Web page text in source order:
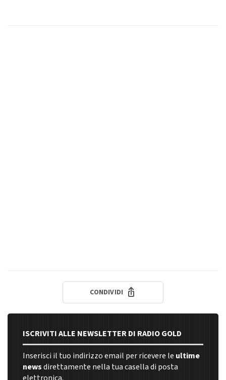
CONDIVIDI
ISCRIVITI ALLE NEWSLETTER DI RADIO GOLD
Inserisci il tuo indirizzo email per ricevere le ultime
newsdirettamente nella tua casella di posta